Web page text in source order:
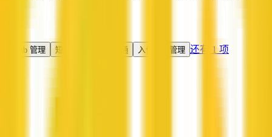
Airbnb 管理
短租管理 住客沟通 入住退房管理 还有 1 项